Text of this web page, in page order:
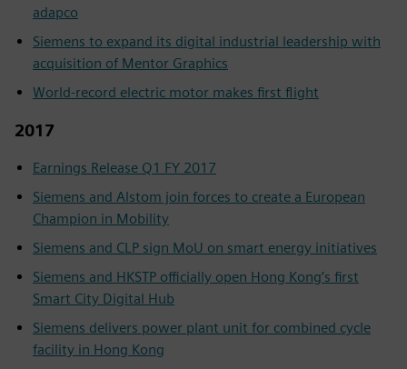
adapco
Siemens to expand its digital industrial leadership with
acquisition of Mentor Graphics
World-record electric motor makes first flight
2017
Earnings Release Q1 FY 2017
Siemens and Alstom join forces to create a European
Champion in Mobility
Siemens and CLP sign MoU on smart energy initiatives
Siemens and HKSTP officially open Hong Kong’s first
Smart City Digital Hub
Siemens delivers power plant unit for combined cycle
facility in Hong Kong